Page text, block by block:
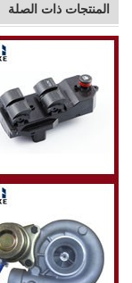
المنتجات ذات الصلة